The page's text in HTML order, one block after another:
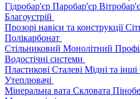
Гідробар'єр Паробар'єр
Благоустрій
Прозорі навіси та конструкції
Полікарбонат
Стільниковий Монолітний
Водостічні системи
Пластикові Сталеві Мідні та інші
Утеплювачі
Мінеральна вата Скловата